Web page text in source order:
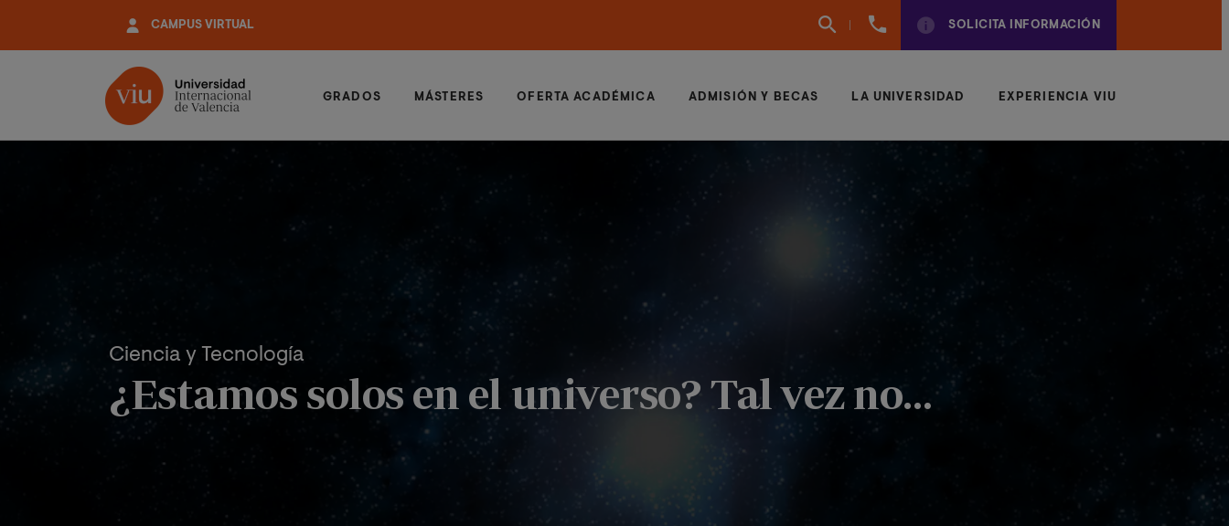
contenido
CAMPUS VIRTUAL
960
SOLICITA INFORMACIÓN
GRADOS MÁSTERES OFERTA ACADÉMICA ADMISIÓN Y BECAS LA UNIVERSIDAD EXPERIENCIA VIU
Ciencia y Tecnología
¿Estamos solos en el universo? Tal vez no…